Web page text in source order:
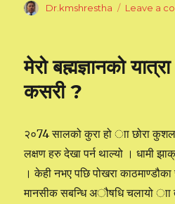
Author
Dr.kmshrestha Leave a
मेरो बह्मज्ञानको
कसरी ?
२०74 सालको कुरा हो ाा छोरा कुशल
लक्षण हरु देखा पर्न थाल्यो । धामी
। केही नभए पछि पोखरा
मानसीक सबन्धि अौषधि चलायो ाा